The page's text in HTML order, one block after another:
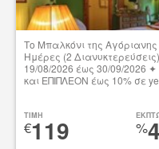
Το Μπαλκόνι της
Ημέρες (2
19/08/2026 έως 30/09/2026
και ΕΠΙΠΛΕΟΝ έως 10% σε
TIMH
€119 %